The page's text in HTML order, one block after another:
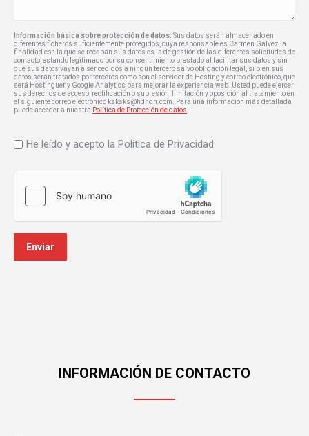
Información básica sobre protección de datos: Sus datos serán almacenado en
diferentes ficheros suficientemente protegidos, cuya responsable es Carmen Galvez la
finalidad con la que se recaban sus datos es la de gestión de las diferentes solicitudes de
contacto, estando legitimado por su consentimiento prestado al facilitar sus datos y sin
que sus datos vayan a ser cedidos a ningún tercero salvo obligación legal, si bien sus
datos serán tratados por terceros como son el servidor de Hosting y correo electrónico, que
será Hostinguer y Google Analytics para mejorar la experiencia web. Usted puede ejercer
sus derechos de acceso, rectificación o supresión, limitación y oposición al tratamiento en
el siguiente correo electrónico ksksks@hdhdn.com. Para una información más detallada
puede acceder a nuestra Política de Protección de datos.
SinHe leído y acepto la Política de Privacidad
INFORMACIÓN DE CONTACTO